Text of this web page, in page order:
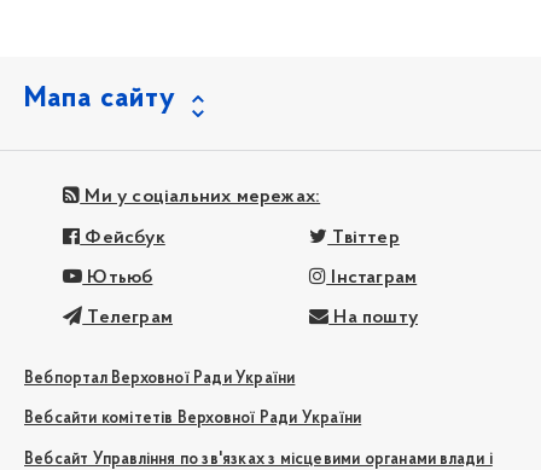
Мапа сайту
Ми у соціальних мережах:
Фейсбук Твіттер
Ютьюб Інстаграм
Телеграм На пошту
Вебпортал Верховної Ради України
Вебсайти комітетів Верховної Ради України
Вебсайт Управління по зв'язках з місцевими органами влади і